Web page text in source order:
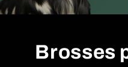
Brosses